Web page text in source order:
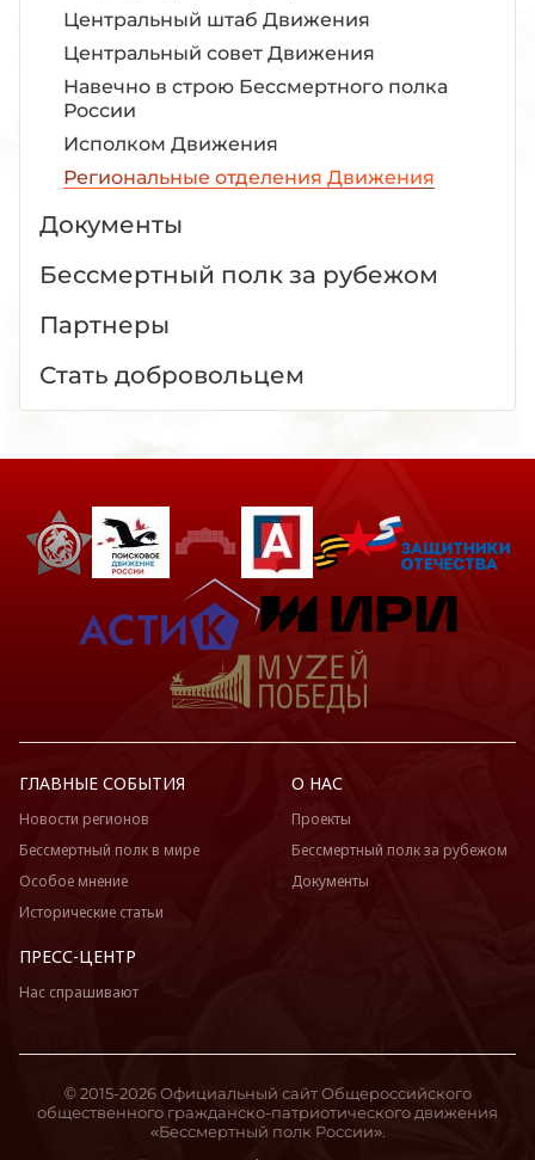
Центральный штаб Движения
Центральный совет Движения
Навечно в строю Бессмертного полка
России
Исполком Движения
Региональные отделения Движения
Документы
Бессмертный полк за рубежом
Партнеры
Стать добровольцем
ГЛАВНЫЕ СОБЫТИЯ
Новости регионов
Бессмертный полк в мире
Особое мнение
Исторические статьи
О НАС
Проекты
Бессмертный полк за рубежом
Документы
ПРЕСС-ЦЕНТР
Нас спрашивают
© 2015-2026 Официальный сайт Общероссийского
общественного гражданско-патриотического движения
«Бессмертный полк России».